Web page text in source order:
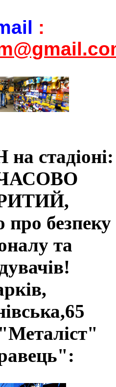
:
стадіоні:
про безпеку
та